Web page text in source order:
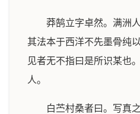
莽鹄立字卓然。满洲
其法本于西洋不先墨骨纯
见者无不指曰是所识某也
人。
白苎村桑者曰。写真